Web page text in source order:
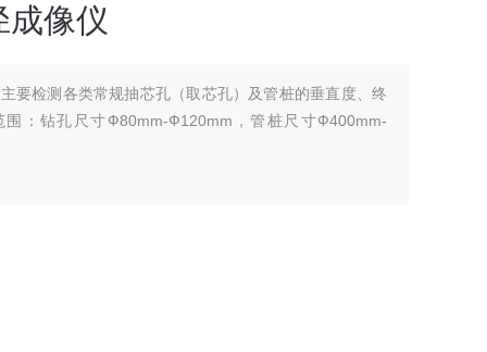
成像仪
要检测各类常规抽芯孔（取芯孔）及管桩的垂直度、终
：钻孔尺寸Ф80mm-Ф120mm，管桩尺寸Ф400mm-